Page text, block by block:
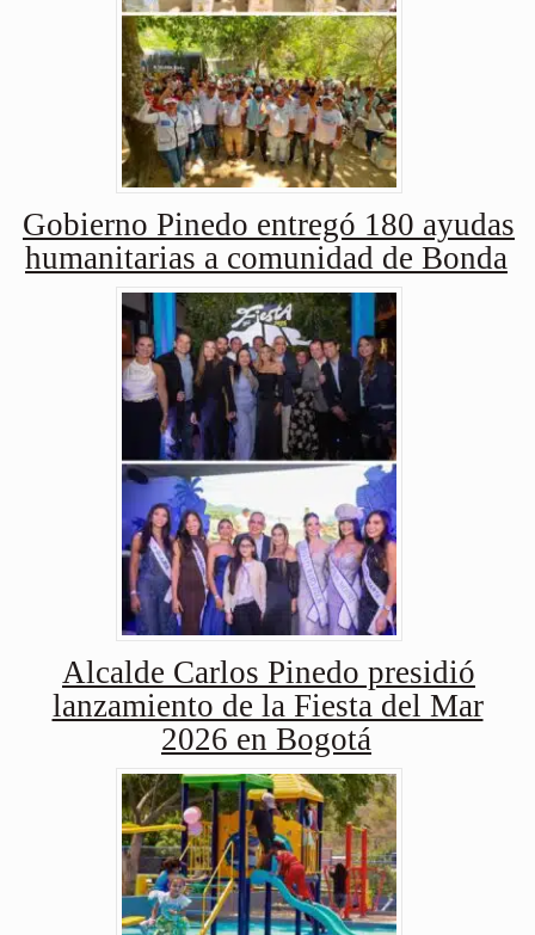
Gobierno Pinedo entregó 180 ayudas
humanitarias a comunidad de Bonda
Alcalde Carlos Pinedo presidió
lanzamiento de la Fiesta del Mar
2026 en Bogotá